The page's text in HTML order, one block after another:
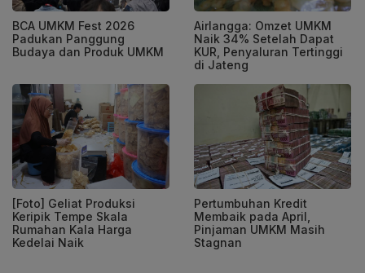
BCA UMKM Fest 2026
Padukan Panggung
Budaya dan Produk UMKM
Airlangga: Omzet UMKM
Naik 34% Setelah Dapat
KUR, Penyaluran Tertinggi
di Jateng
[Foto] Geliat Produksi
Keripik Tempe Skala
Rumahan Kala Harga
Kedelai Naik
Pertumbuhan Kredit
Membaik pada April,
Pinjaman UMKM Masih
Stagnan